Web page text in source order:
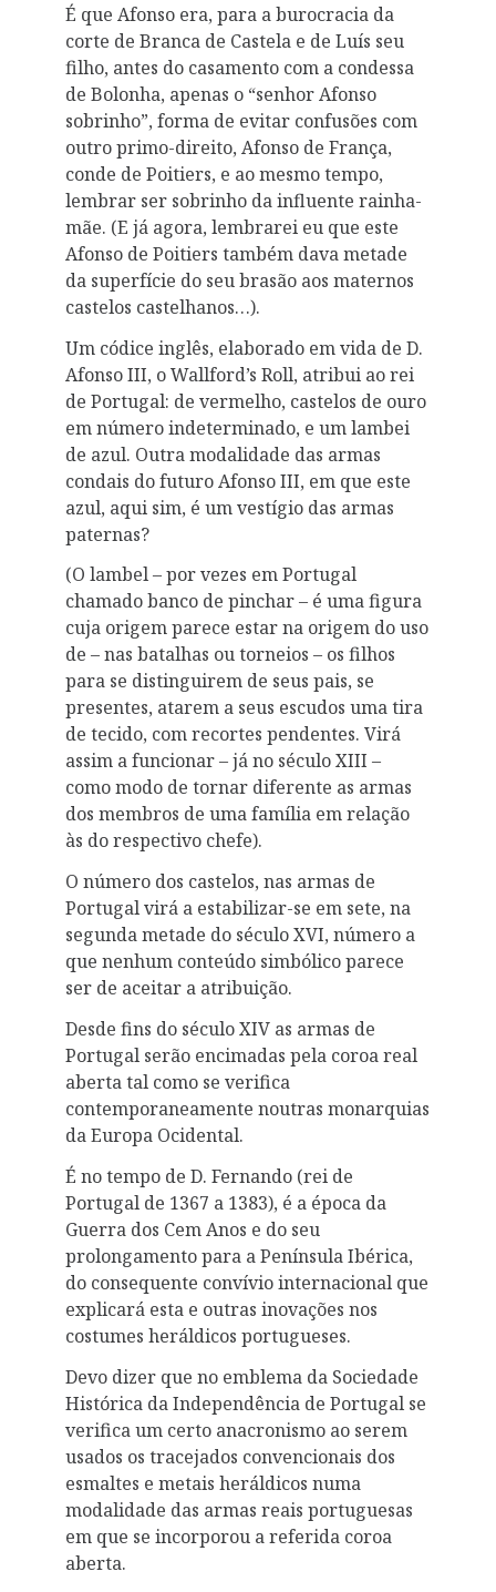
É que Afonso era, para a burocracia da
corte de Branca de Castela e de Luís seu
filho, antes do casamento com a condessa
de Bolonha, apenas o “senhor Afonso
sobrinho”, forma de evitar confusões com
outro primo-direito, Afonso de França,
conde de Poitiers, e ao mesmo tempo,
lembrar ser sobrinho da influente rainha-
mãe. (E já agora, lembrarei eu que este
Afonso de Poitiers também dava metade
da superfície do seu brasão aos maternos
castelos castelhanos…).
Um códice inglês, elaborado em vida de D.
Afonso III, o Wallford’s Roll, atribui ao rei
de Portugal: de vermelho, castelos de ouro
em número indeterminado, e um lambei
de azul. Outra modalidade das armas
condais do futuro Afonso III, em que este
azul, aqui sim, é um vestígio das armas
paternas?
(O lambel – por vezes em Portugal
chamado banco de pinchar – é uma figura
cuja origem parece estar na origem do uso
de – nas batalhas ou torneios – os filhos
para se distinguirem de seus pais, se
presentes, atarem a seus escudos uma tira
de tecido, com recortes pendentes. Virá
assim a funcionar – já no século XIII –
como modo de tornar diferente as armas
dos membros de uma família em relação
às do respectivo chefe).
O número dos castelos, nas armas de
Portugal virá a estabilizar-se em sete, na
segunda metade do século XVI, número a
que nenhum conteúdo simbólico parece
ser de aceitar a atribuição.
Desde fins do século XIV as armas de
Portugal serão encimadas pela coroa real
aberta tal como se verifica
contemporaneamente noutras monarquias
da Europa Ocidental.
É no tempo de D. Fernando (rei de
Portugal de 1367 a 1383), é a época da
Guerra dos Cem Anos e do seu
prolongamento para a Península Ibérica,
do consequente convívio internacional que
explicará esta e outras inovações nos
costumes heráldicos portugueses.
Devo dizer que no emblema da Sociedade
Histórica da Independência de Portugal se
verifica um certo anacronismo ao serem
usados os tracejados convencionais dos
esmaltes e metais heráldicos numa
modalidade das armas reais portuguesas
em que se incorporou a referida coroa
aberta.